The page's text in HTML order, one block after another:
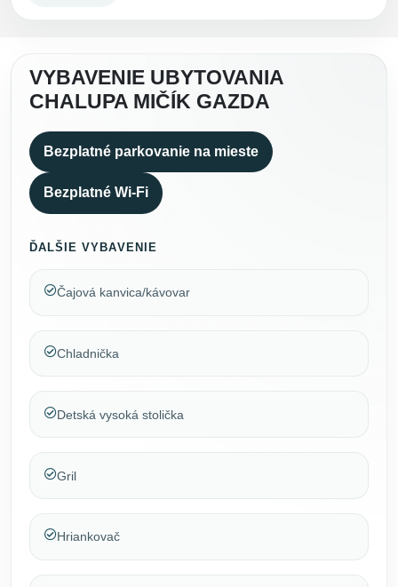
VYBAVENIE UBYTOVANIA
CHALUPA MIČÍK GAZDA
Bezplatné parkovanie na mieste
Bezplatné Wi-Fi
ĎALŠIE VYBAVENIE
Čajová kanvica/kávovar
Chladnička
Detská vysoká stolička
Gril
Hriankovač